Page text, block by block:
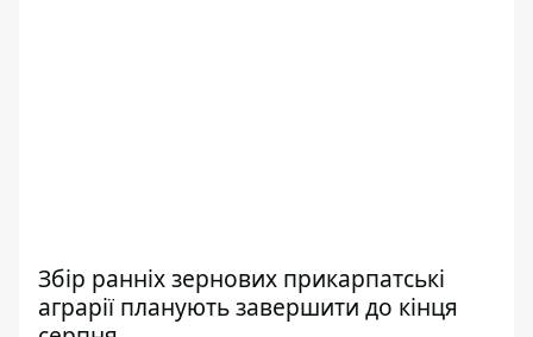
Збір ранніх зернових прикарпатські
аграрії планують завершити до кінця